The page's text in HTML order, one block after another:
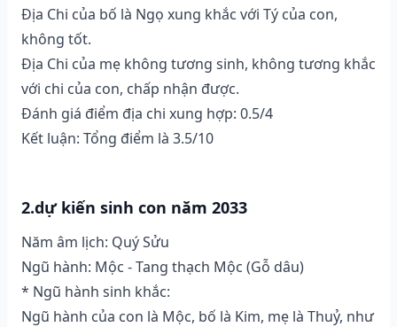
Địa Chi của bố là Ngọ xung khắc với Tý của con,
không tốt.
Địa Chi của mẹ không tương sinh, không tương khắc
với chi của con, chấp nhận được.
Đánh giá điểm địa chi xung hợp: 0.5/4
Kết luận: Tổng điểm là 3.5/10
2.dự kiến sinh con năm 2033
Năm âm lịch: Quý Sửu
Ngũ hành: Mộc - Tang thạch Mộc (Gỗ dâu)
* Ngũ hành sinh khắc:
Ngũ hành của con là Mộc, bố là Kim, mẹ là Thuỷ, như